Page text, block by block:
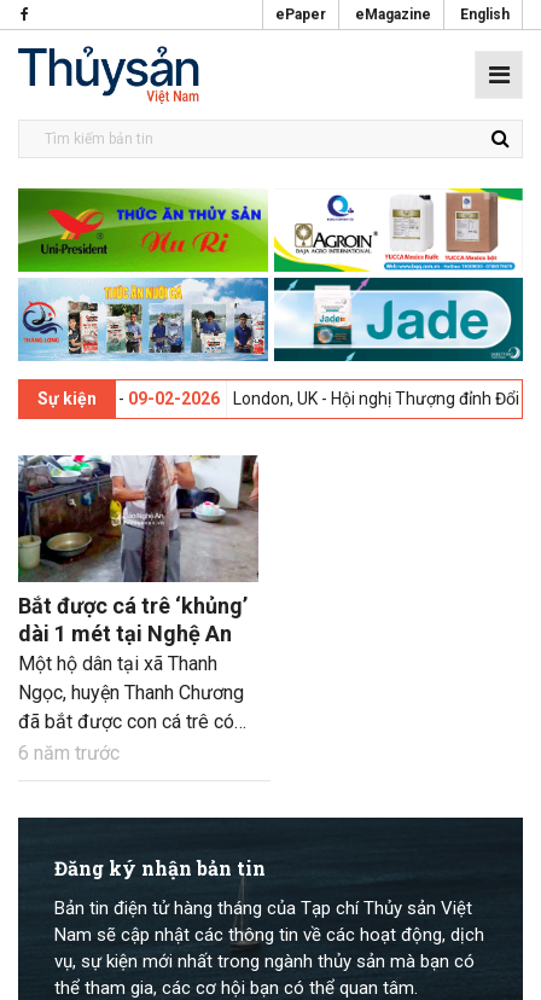
ePaper eMagazine English
Sự kiện
lần thứ 13 -09-02-2026 London, UK - Hội nghị Thượng đỉnh Đổi mới
Bắt được cá trê ‘khủng’
dài 1 mét tại Nghệ An
Một hộ dân tại xã Thanh
Ngọc, huyện Thanh Chương
đã bắt được con cá trê có
chiều dài lên đến 1 mét,
“khủng” nhất trên địa bàn từ
6 năm trước
Đăng ký nhận bản tin
Bản tin điện tử hàng tháng của Tạp chí Thủy sản Việt
Nam sẽ cập nhật các thông tin về các hoạt động, dịch
vụ, sự kiện mới nhất trong ngành thủy sản mà bạn có
thể tham gia, các cơ hội bạn có thể quan tâm.